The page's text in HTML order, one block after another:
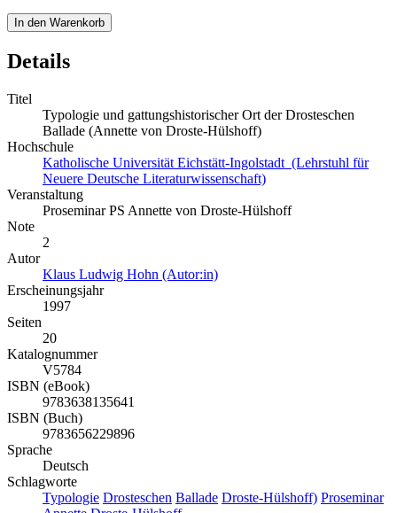
In den Warenkorb
Details
Titel
Typologie und gattungshistorischer Ort der Drosteschen
Ballade (Annette von Droste-Hülshoff)
Hochschule
Katholische Universität Eichstätt-Ingolstadt (Lehrstuhl für
Neuere Deutsche Literaturwissenschaft)
Veranstaltung
Proseminar PS Annette von Droste-Hülshoff
Note
2
Autor
Klaus Ludwig Hohn (Autor:in)
Erscheinungsjahr
1997
Seiten
20
Katalognummer
V5784
ISBN (eBook)
9783638135641
ISBN (Buch)
9783656229896
Sprache
Deutsch
Schlagworte
Typologie Drosteschen Ballade Droste-Hülshoff) Proseminar